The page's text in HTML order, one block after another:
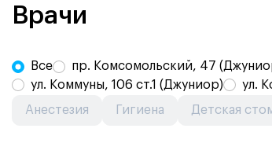
Врачи
Все пр. Комсомольский, 47
ул. Коммуны, 106 ст.1 (Джуниор)
ул.
Анестезия Гигиена Детская